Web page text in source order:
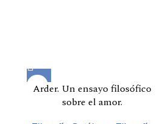
Arder. Un ensayo filosófico
sobre el amor.